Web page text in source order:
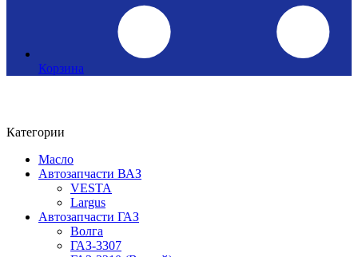
Корзина
Категории
Масло
Автозапчасти ВАЗ
VESTA
Largus
Автозапчасти ГАЗ
Волга
ГАЗ-3307